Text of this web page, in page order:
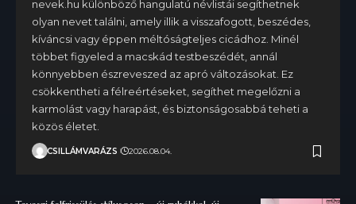
nevek.hu különböző hangulatú névlistái segíthetnek
olyan nevet találni, amely illik a visszafogott, beszédes,
kíváncsi vagy éppen méltóságteljes cicádhoz. Minél
többet figyeled a macskád testbeszédét, annál
könnyebben észreveszed az apró változásokat. Ez
csökkentheti a félreértéseket, segíthet megelőzni a
karmolást vagy harapást, és biztonságosabbá teheti a
közös életet.
CSILLÁMVARÁZS 2026.08.04.